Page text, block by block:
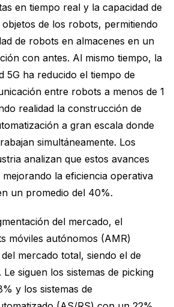
en tiempo real y la capacidad de
de los robots, permitiendo
de robots en almacenes en un
con antes. Al mismo tiempo, la
5G ha reducido el tiempo de
entre robots a menos de 1
realidad la construcción de
a gran escala donde
simultáneamente. Los
analizan que estos avances
la eficiencia operativa
un promedio del 40%.
del mercado, el
móviles autónomos (AMR)
mercado total, siendo el de
siguen los sistemas de picking
y los sistemas de